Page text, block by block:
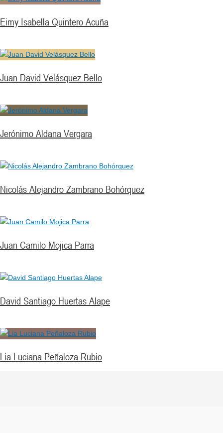
Eimy Isabella Quintero Acuña
Juan David Velásquez Bello
Jerónimo Aldana Vergara
Nicolás Alejandro Zambrano Bohórquez
Juan Camilo Mojica Parra
David Santiago Huertas Alape
Lia Luciana Peñaloza Rubio